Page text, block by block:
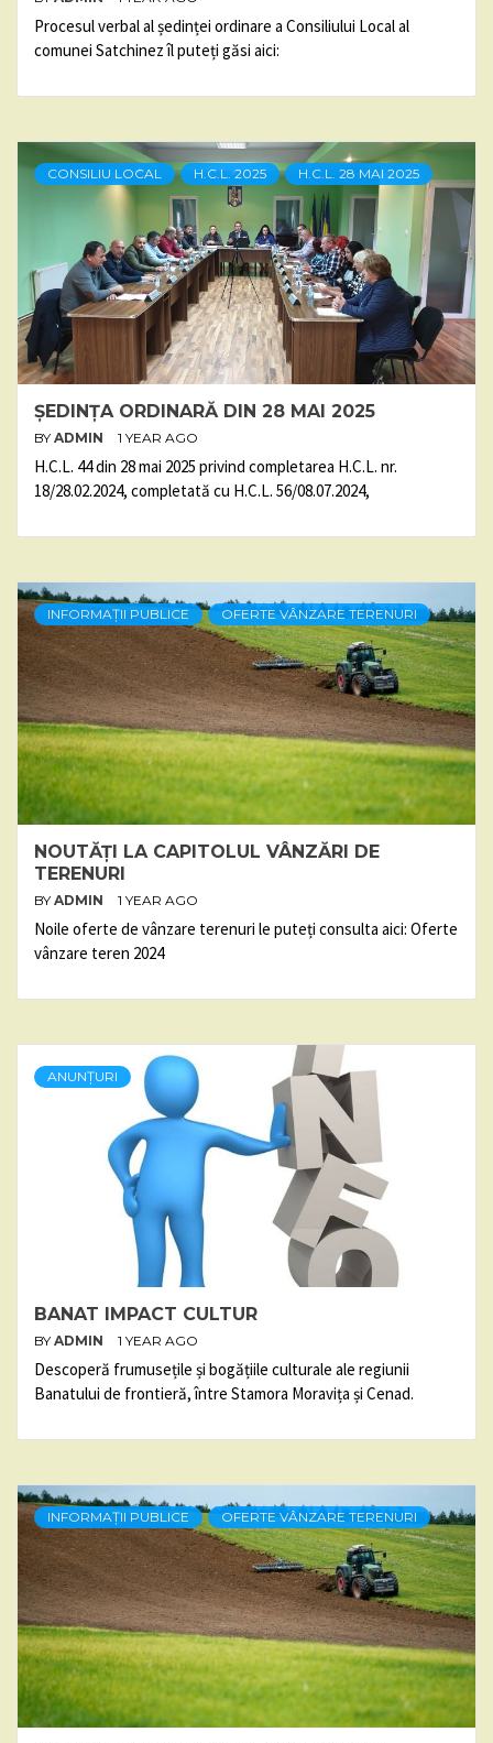
Procesul verbal al ședinței ordinare a Consiliului Local al
comunei Satchinez îl puteți găsi aici:
CONSILIU LOCAL H.C.L. 2025 H.C.L. 28 MAI 2025
ȘEDINȚA ORDINARĂ DIN 28 MAI 2025
BY ADMIN 1 YEAR AGO
H.C.L. 44 din 28 mai 2025 privind completarea H.C.L. nr.
18/28.02.2024, completată cu H.C.L. 56/08.07.2024,
INFORMAȚII PUBLICE OFERTE VÂNZARE TERENURI
NOUTĂȚI LA CAPITOLUL VÂNZĂRI DE
TERENURI
BY ADMIN 1 YEAR AGO
Noile oferte de vânzare terenuri le puteți consulta aici: Oferte
vânzare teren 2024
ANUNȚURI
BANAT IMPACT CULTUR
BY ADMIN 1 YEAR AGO
Descoperă frumusețile și bogățiile culturale ale regiunii
Banatului de frontieră, între Stamora Moravița și Cenad.
INFORMAȚII PUBLICE OFERTE VÂNZARE TERENURI